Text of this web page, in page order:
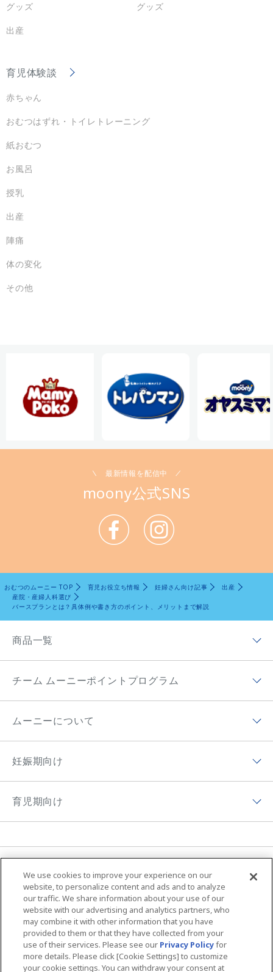
グッズ
出産
グッズ
育児体験談
赤ちゃん
おむつはずれ・トイレトレーニング
紙おむつ
お風呂
授乳
出産
陣痛
体の変化
その他
最新情報を配信中
moony公式SNS
おむつのムーニー TOP 育児お役立ち情報 妊婦さん向け記事
出産
産院・産婦人科選び
バースプランとは？具体例や書き方のポイント、メリットまで解説
商品一覧
ムーニーマン（パンツ）
オヤスミマン
お母さん向けケア商品
ムーニー 病産院用
ムーニー寝具
商品検索
チーム ムーニーポイントプログラム
ムーニーポイントについて
チーム ムーニーポイントプログラムサイト
プレゼントキャンペーン
ムーニーについて
ムーニーちゃんのひみつ
ムーニーの思い
アプリ紹介
妊娠期向け
育児体験談
ムーニーちゃん学級
ムーニーアプリのご案内
育児期向け
子育て向け記事
夜間のおもらし大調査
おむつの選び方
MOVIE & CM
ムーニーの編集ポリシー
サイトマップ
Global Website
ユニ・チャームHOME お問い合わせ
ウェブサイト利用規約 プライバシーポリシー
We use cookies to improve your experience on our
website, to personalize content and ads and to analyze
our traffic. We share information about your use of our
website with our advertising and analytics partners, who
may combine it with other information that you have
provided to them or that they have collected from your
use of their services. Please see our Privacy Policyfor
more details. Please click [Cookie Settings] to customize
your cookie settings. You can withdraw your consent at